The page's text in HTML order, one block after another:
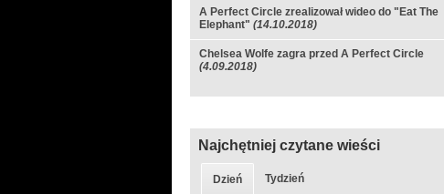
A Perfect Circle zrealizował wideo do "Eat The
Elephant" (14.10.2018)
Chelsea Wolfe zagra przed A Perfect Circle
(4.09.2018)
Najchętniej czytane wieści
Dzień Tydzień